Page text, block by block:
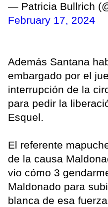
— Patricia Bullrich
February 17, 2024
Además Santana
embargado por el
interrupción de la
para pedir la
Esquel.
El referente
de la causa
vio cómo 3
Maldonado para
blanca de esa